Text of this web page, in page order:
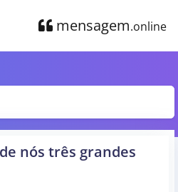
mensagem.online
nós três grandes